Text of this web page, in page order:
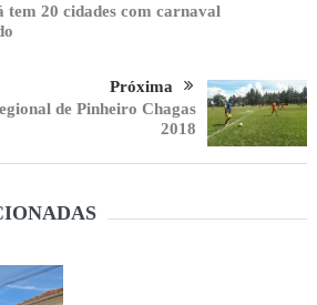
tem 20 cidades com carnaval
Próxima
de Pinheiro Chagas
2018